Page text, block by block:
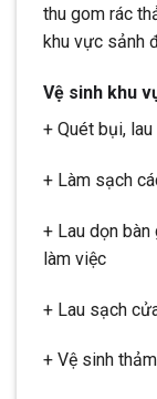
thu gom rác
khu vực sảnh
Vệ sinh khu
+ Quét bụi,
+ Làm sạch
+ Lau dọn
làm việc
+ Lau sạch
+ Vệ sinh thảm